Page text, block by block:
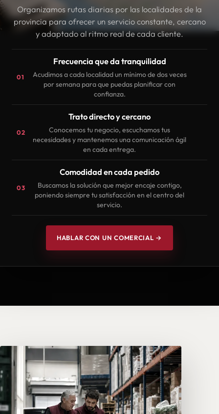
Organizamos rutas diarias por las localidades de la
provincia para ofrecer un servicio constante, cercano
y adaptado al ritmo real de cada cliente.
01
Frecuencia que da tranquilidad
Acudimos a cada localidad un mínimo de dos veces
por semana para que puedas planificar con
confianza.
02
Trato directo y cercano
Conocemos tu negocio, escuchamos tus
necesidades y mantenemos una comunicación ágil
en cada entrega.
03
Comodidad en cada pedido
Buscamos la solución que mejor encaje contigo,
poniendo siempre tu satisfacción en el centro del
servicio.
HABLAR CON UN COMERCIAL →